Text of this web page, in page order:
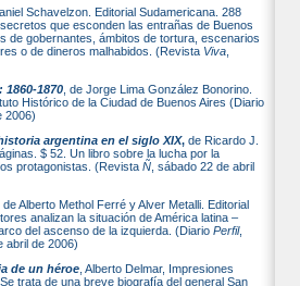
Schavelzon. Editorial Sudamericana. 288
que esconden las entrañas de Buenos
de gobernantes, ámbitos de tortura, escenarios
o de dineros malhabidos. (Revista Viva
1870 , de Jorge Lima González Bonorino.
Histórico de la Ciudad de Buenos Aires (Diario
2006)
argentina en el siglo XIX, de Ricardo J.
$ 52. Un libro sobre la lucha por la
protagonistas. (Revista Ñ , sábado 22 de abril
de Alberto Methol Ferré y Alver Metalli. Editorial
analizan la situación de América latina –
del ascenso de la izquierda. (Diario Perfil,
abril de 2006)
de un héroe , Alberto Delmar, Impresiones
trata de una breve biografía del general San